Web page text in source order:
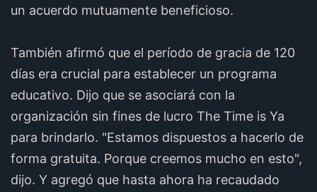
un acuerdo mutuamente beneficioso.
También afirmó que el período de gracia de 120
días era crucial para establecer un programa
educativo. Dijo que se asociará con la
organización sin fines de lucro The Time is Ya
para brindarlo. "Estamos dispuestos a hacerlo de
forma gratuita. Porque creemos mucho en esto",
dijo. Y agregó que hasta ahora ha recaudado